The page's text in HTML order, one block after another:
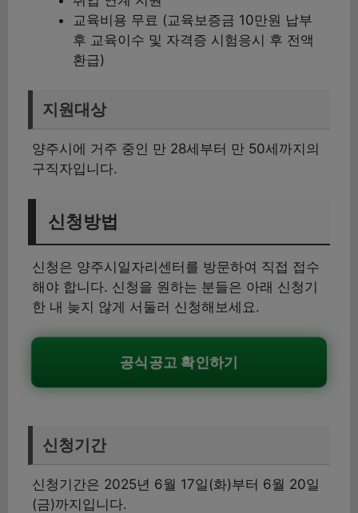
교육비용 무료 (교육보증금 10만원 납부
후 교육이수 및 자격증 시험응시 후 전액
환급)
지원대상
양주시에 거주 중인 만 28세부터 만 50세까지의
구직자입니다.
신청방법
신청은 양주시일자리센터를 방문하여 직접 접수
해야 합니다. 신청을 원하는 분들은 아래 신청기
한 내 늦지 않게 서둘러 신청해보세요.
공식공고 확인하기
신청기간
신청기간은 2025년 6월 17일(화)부터 6월 20일
(금)까지입니다.